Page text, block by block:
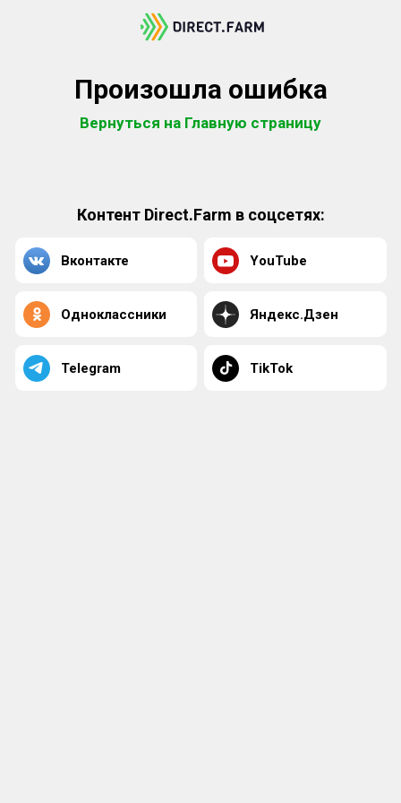
Произошла ошибка
Вернуться на Главную страницу
Контент Direct.Farm в соцсетях:
Вконтакте YouTube
Одноклассники Яндекс.Дзен
Telegram TikTok